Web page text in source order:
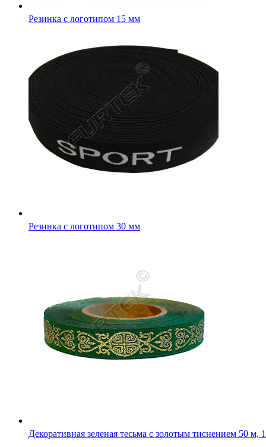
Резинка с логотипом 30 мм
Декоративная зеленая тесьма с золотым тиснением 50 м,
Декоративная тесьма синяя, тисненная серебром 50 м,